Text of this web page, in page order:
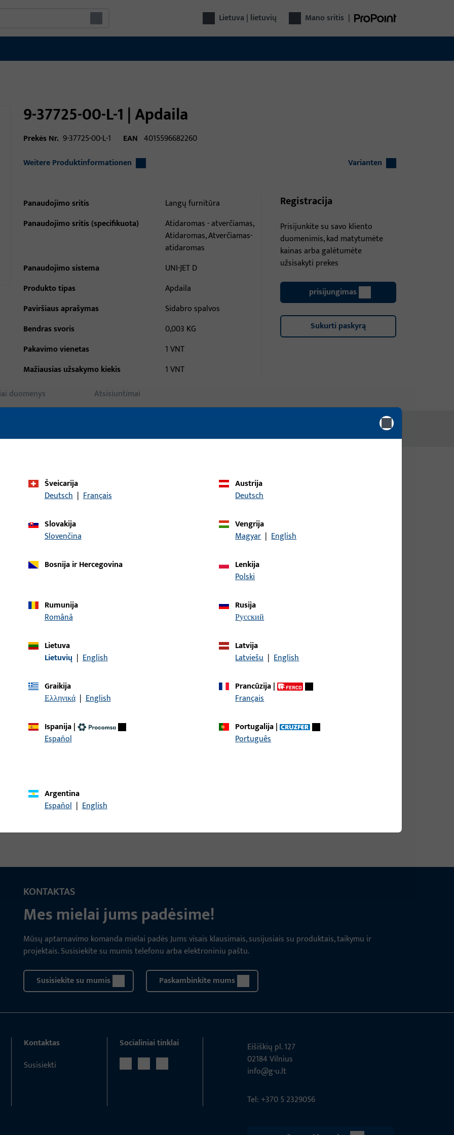
Lietuva | lietuvių Mano sritis |
9-37725-00-L-1 | Apdaila
Prekės Nr. 9-37725-00-L-1 EAN 4015596682260
Weitere Produktinformationen
Varianten
Panaudojimo sritis
Langų furnitūra
Panaudojimo sritis (specifikuota)
Atidaromas - atverčiamas,
Atidaromas, Atverčiamas-
atidaromas
Panaudojimo sistema
UNI-JET D
Produkto tipas
Apdaila
Paviršiaus aprašymas
Sidabro spalvos
Bendras svoris
0,003 KG
Pakavimo vienetas
1 VNT
Mažiausias užsakymo kiekis
1 VNT
Registracija
Prisijunkite su savo kliento
duomenimis, kad matytumėte
kainas arba galėtumėte
užsisakyti prekes
prisijungimas
Sukurti paskyrą
duomenys Atsisiuntimai
/ gylis 14 mm, bendras ilgis 79,5 mm
Apdaila, Profilinė medžiaga Holz, bendras plotis 18,6 mm, bendras aukštis
/ gylis 14 mm, bendras ilgis 79,5 mm
Apdaila, Profilinė medžiaga Holz, bendras plotis 18,6 mm, bendras aukštis
/ gylis 14 mm, bendras ilgis 79,5 mm
Jet
KONTAKTAS
Mes mielai jums padėsime!
Mūsų aptarnavimo komanda mielai padės Jums visais klausimais, susijusiais su produktais, taikymu ir
projektais. Susisiekite su mumis telefonu arba elektroniniu paštu.
Susisiekite su mumis Paskambinkite mums
Šveicarija
Deutsch | Français
Austrija
Deutsch
Slovakija
Slovenčina
Vengrija
Magyar | English
Bosnija ir Hercegovina
Lenkija
Polski
Rumunija
Română
Rusija
русский
Lietuva
Lietuvių | English
Latvija
Latviešu | English
Graikija
Ελληνικά | English
Prancūzija|
Français
Ispanija|
Español
Portugalija|
Português
Argentina
Español | English
Kontaktas
Susisiekti
Socialiniai tinklai
Eišiškių pl. 127
02184 Vil­nius
info@g-u.lt
Tel: +370 5 2329056